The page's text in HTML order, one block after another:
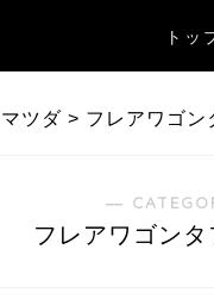
トッ
マツダ > フレアワゴン
―
フレアワゴン